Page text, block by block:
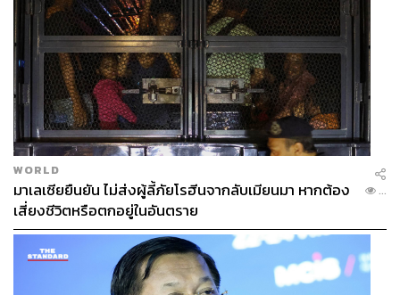
WORLD
มาเลเซียยืนยัน ไม่ส่งผู้ลี้ภัยโรฮีนจากลับเมียนมา หากต้อง
เสี่ยงชีวิตหรือตกอยู่ในอันตราย
...